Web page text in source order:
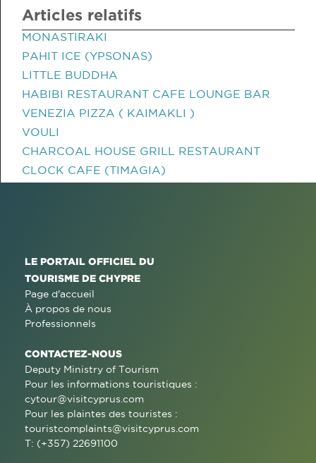
Articles relatifs
MONASTIRAKI
PAHIT ICE (YPSONAS)
LITTLE BUDDHA
HABIBI RESTAURANT CAFE LOUNGE BAR
VENEZIA PIZZA ( KAIMAKLI )
VOULI
CHARCOAL HOUSE GRILL RESTAURANT
CLOCK CAFE (TIMAGIA)
LE PORTAIL OFFICIEL DU
TOURISME DE CHYPRE
Page d'accueil
À propos de nous
Professionnels
CONTACTEZ-NOUS
Deputy Ministry of Tourism
Pour les informations touristiques :
cytour@visitcyprus.com
Pour les plaintes des touristes :
touristcomplaints@visitcyprus.com
T: (+357) 22691100